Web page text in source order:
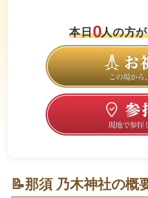
本日0人の方
📝那須 乃木神社の概